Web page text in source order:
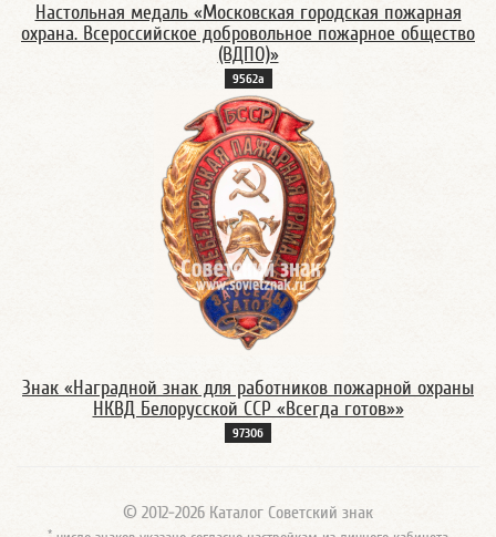
Настольная медаль «Московская городская пожарная
охрана. Всероссийское добровольное пожарное общество
(ВДПО)»
9562а
Знак «Наградной знак для работников пожарной охраны
НКВД Белорусской ССР «Всегда готов»»
9730б
© 2012-2026 Каталог Советский знак
*